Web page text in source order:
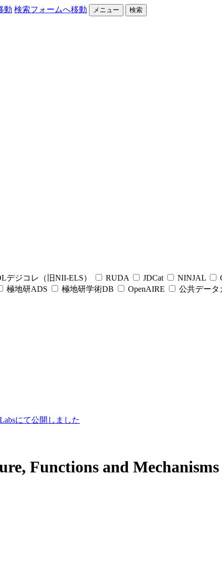
動 検索フォームへ移動 メニュー 検索
デジコレ（旧NII-ELS） RUDA JDCat NINJAL
極地研ADS 極地研学術DB OpenAIRE 公共データ
にて公開しました
Functions and Mechanisms